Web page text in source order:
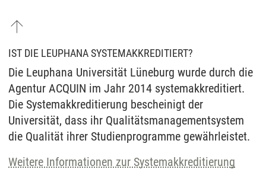
IST DIE LEUPHANA SYSTEMAKKREDITIERT?
Die Leuphana Universität Lüneburg wurde durch die
Agentur ACQUIN im Jahr 2014 systemakkreditiert.
Die Systemakkreditierung bescheinigt der
Universität, dass ihr Qualitätsmanagementsystem
die Qualität ihrer Studienprogramme gewährleistet.
Weitere Informationen zur Systemakkreditierung